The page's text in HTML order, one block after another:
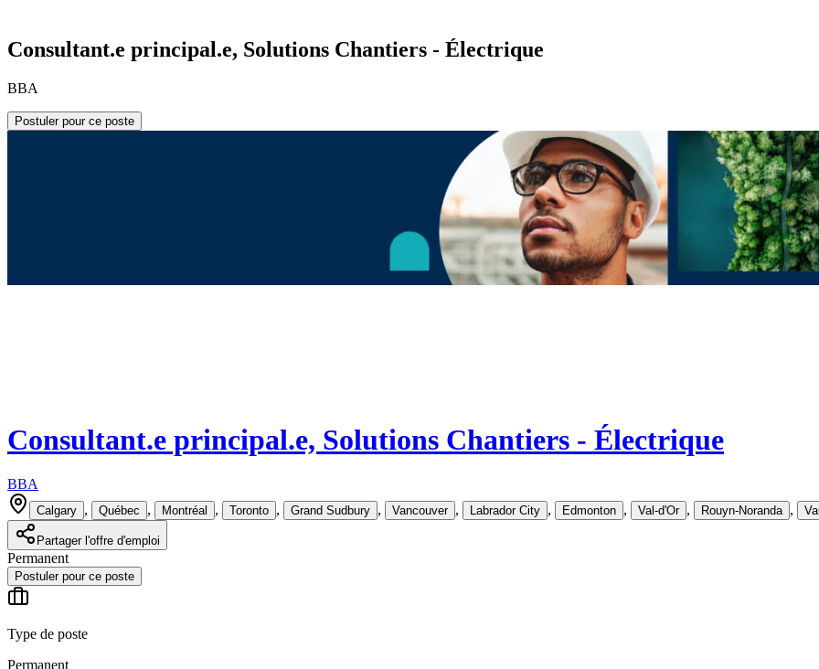
Consultant.e principal.e, Solutions Chantiers - Électrique
BBA
Postuler pour ce poste
Consultant.e principal.e, Solutions Chantiers - Électrique
BBA
Calgary , Québec , Montréal , Toronto , Grand Sudbury , Vancouver , Labrador City , Edmonton , Val-d'Or , Rouyn-Noranda ,
Partager l'offre d'emploi
Permanent
Postuler pour ce poste
Type de poste
Permanent